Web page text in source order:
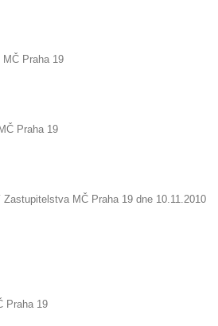
Praha 19
Praha 19
MČ Praha 19 dne 10.11.2010
Praha 19